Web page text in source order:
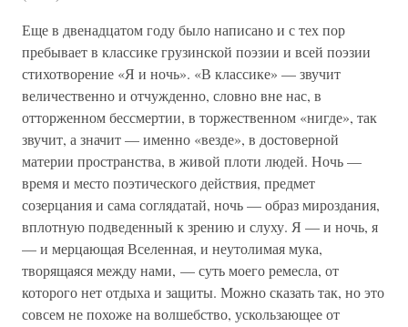
Еще в двенадцатом году было написано и с тех пор
пребывает в классике грузинской поэзии и всей поэзии
стихотворение «Я и ночь». «В классике» — звучит
величественно и отчужденно, словно вне нас, в
отторженном бессмертии, в торжественном «нигде», так
звучит, а значит — именно «везде», в достоверной
материи пространства, в живой плоти людей. Ночь —
время и место поэтического действия, предмет
созерцания и сама соглядатай, ночь — образ мироздания,
вплотную подведенный к зрению и слуху. Я — и ночь, я
— и мерцающая Вселенная, и неутолимая мука,
творящаяся между нами, — суть моего ремесла, от
которого нет отдыха и защиты. Можно сказать так, но это
совсем не похоже на волшебство, ускользающее от